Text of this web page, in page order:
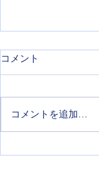
春休みは友達が
コメント
コメントを追加…